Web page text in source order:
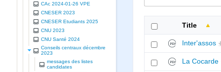
CAc 2024-01-26 VPE
CNESER 2023
CNESER Etudiants 2025
CNU 2023
CNU Santé 2024
Conseils centraux décembre
2023
messages des listes
candidates
Title
Inter'assos
La Cocarde